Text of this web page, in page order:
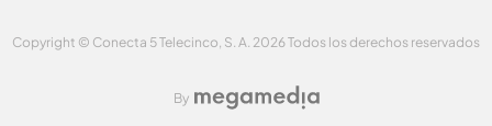
Copyright © Conecta 5 Telecinco, S. A. 2026 Todos los derechos reservados
By